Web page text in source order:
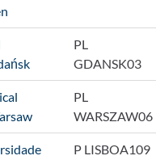
PL
GDANSK03
PL
WARSZAW06
P LISBOA109